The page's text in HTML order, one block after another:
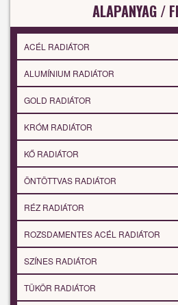
ALAPANYAG /
ACÉL RADIÁTOR
ALUMÍNIUM RADIÁTOR
GOLD RADIÁTOR
KRÓM RADIÁTOR
KŐ RADIÁTOR
ÖNTÖTTVAS RADIÁTOR
RÉZ RADIÁTOR
ROZSDAMENTES ACÉL RADIÁTOR
SZÍNES RADIÁTOR
TÜKÖR RADIÁTOR